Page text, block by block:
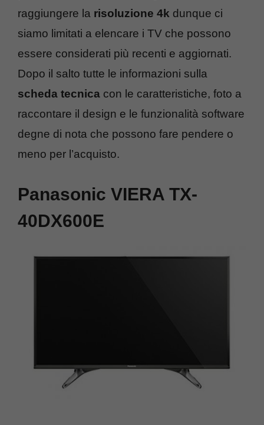
raggiungere la risoluzione 4k dunque ci
siamo limitati a elencare i TV che possono
essere considerati più recenti e aggiornati.
Dopo il salto tutte le informazioni sulla
scheda tecnica con le caratteristiche, foto a
raccontare il design e le funzionalità software
degne di nota che possono fare pendere o
meno per l’acquisto.
Panasonic VIERA TX-
40DX600E